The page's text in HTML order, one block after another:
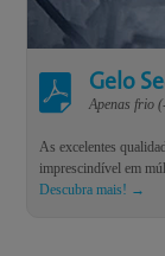
Gelo
Apenas frio
As excelentes
imprescindível em
Descubra mais! →